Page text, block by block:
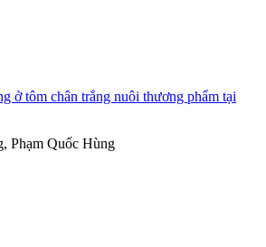
ở tôm chân trắng nuôi thương phẩm tại
Phạm Quốc Hùng